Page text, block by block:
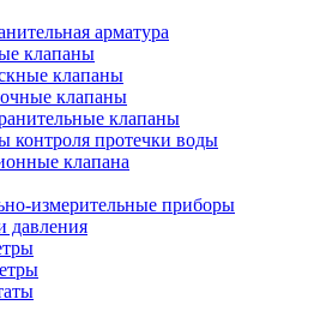
арматура
клапаны
клапаны
клапаны
клапаны
контроля протечки воды
клапана
измерительные приборы
давления